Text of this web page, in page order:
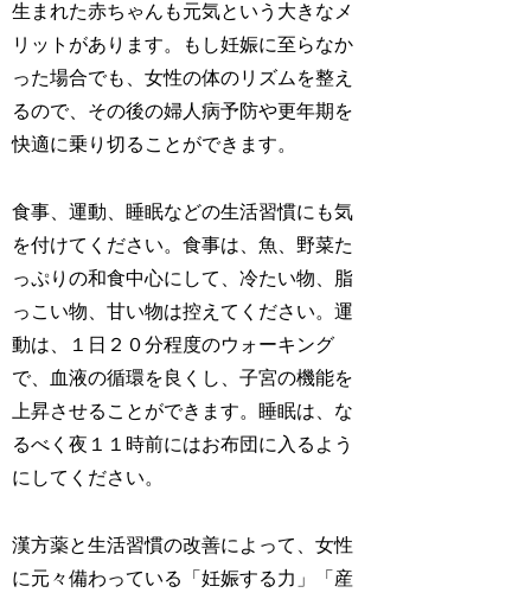
生まれた赤ちゃんも元気という大きなメ
リットがあります。もし妊娠に至らなか
った場合でも、女性の体のリズムを整え
るので、その後の婦人病予防や更年期を
快適に乗り切ることができます。
食事、運動、睡眠などの生活習慣にも気
を付けてください。食事は、魚、野菜た
っぷりの和食中心にして、冷たい物、脂
っこい物、甘い物は控えてください。運
動は、１日２０分程度のウォーキング
で、血液の循環を良くし、子宮の機能を
上昇させることができます。睡眠は、な
るべく夜１１時前にはお布団に入るよう
にしてください。
漢方薬と生活習慣の改善によって、女性
に元々備わっている「妊娠する力」「産